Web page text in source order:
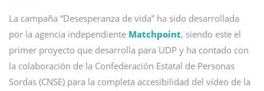
La campaña “Desesperanza de vida” ha sido desarrollada
por la agencia independiente Matchpoint, siendo este el
primer proyecto que desarrolla para UDP y ha contado con
la colaboración de la Confederación Estatal de Personas
Sordas (CNSE) para la completa accesibilidad del vídeo de la